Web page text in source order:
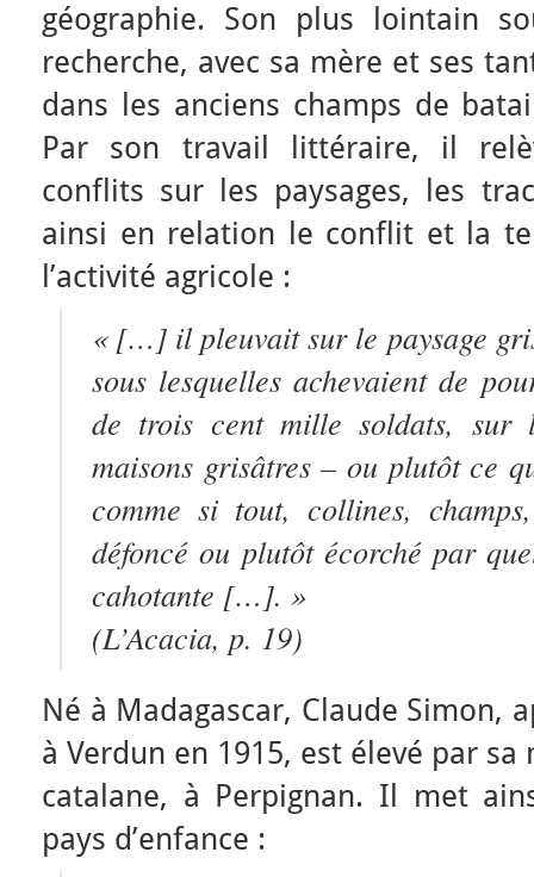
géographie. Son plus lointain
recherche, avec sa mère et ses
dans les anciens champs de
Par son travail littéraire, il
conflits sur les paysages, les
ainsi en relation le conflit et la
l’activité agricole :
« […] il pleuvait sur le paysage
sous lesquelles achevaient de
de trois cent mille soldats, sur
maisons grisâtres – ou plutôt ce
comme si tout, collines,
défoncé ou plutôt écorché par
cahotante […]. »
(L’Acacia, p. 19)
Né à Madagascar, Claude Simon,
à Verdun en 1915, est élevé par sa
catalane, à Perpignan. Il met
pays d’enfance :